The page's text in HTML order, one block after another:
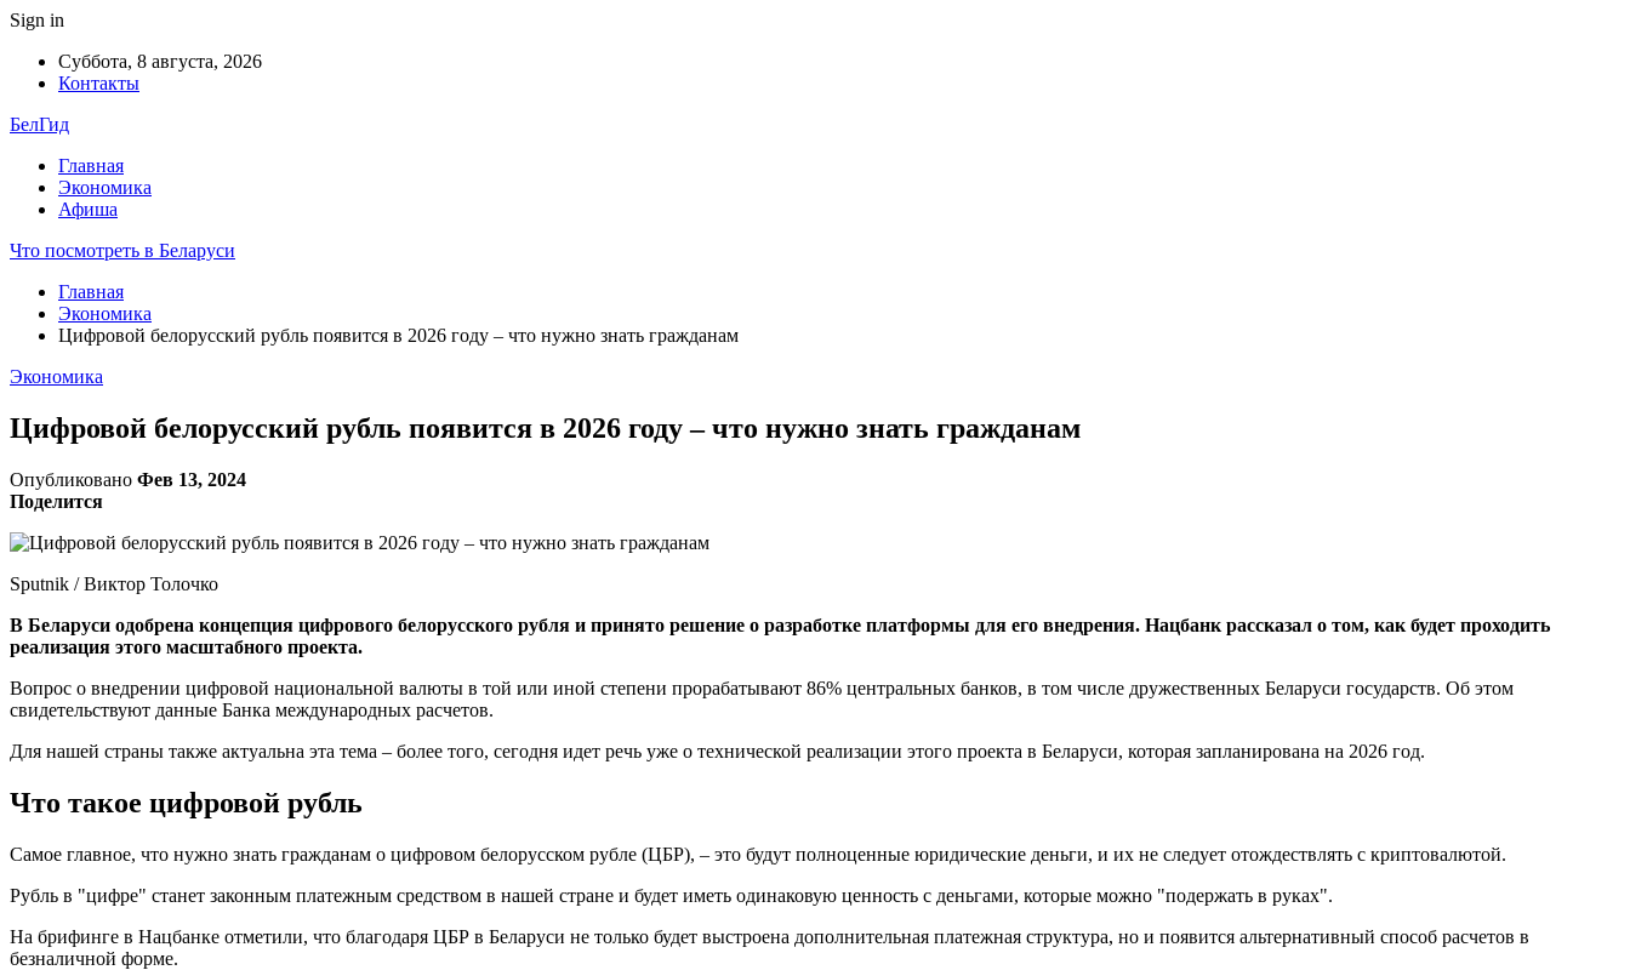
Sign in
Суббота, 8 августа, 2026
Контакты
БелГид
Главная
Экономика
Афиша
Что посмотреть в Беларуси
Главная
Экономика
Цифровой белорусский рубль появится в 2026 году – что нужно знать гражданам
Экономика
Цифровой белорусский рубль появится в 2026 году – что нужно знать гражданам
Опубликовано Фев 13, 2024
Поделится
Sputnik / Виктор Толочко
В Беларуси одобрена концепция цифрового белорусского рубля и принято решение о разработке платформы для его внедрения. Нацбанк рассказал о том, как будет проходить
реализация этого масштабного проекта.
Вопрос о внедрении цифровой национальной валюты в той или иной степени прорабатывают 86% центральных банков, в том числе дружественных Беларуси государств. Об этом
свидетельствуют данные Банка международных расчетов.
Для нашей страны также актуальна эта тема – более того, сегодня идет речь уже о технической реализации этого проекта в Беларуси, которая запланирована на 2026 год.
Что такое цифровой рубль
Самое главное, что нужно знать гражданам о цифровом белорусском рубле (ЦБР), – это будут полноценные юридические деньги, и их не следует отождествлять с криптовалютой.
Рубль в "цифре" станет законным платежным средством в нашей стране и будет иметь одинаковую ценность с деньгами, которые можно "подержать в руках".
На брифинге в Нацбанке отметили, что благодаря ЦБР в Беларуси не только будет выстроена дополнительная платежная структура, но и появится альтернативный способ расчетов в
безналичной форме.